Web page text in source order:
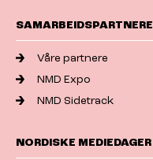
SAMARBEIDSPARTNERE
Våre partnere
NMD Expo
NMD Sidetrack
NORDISKE MEDIEDAGER